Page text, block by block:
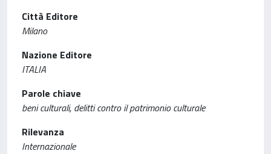
Città Editore
Milano
Nazione Editore
ITALIA
Parole chiave
beni culturali, delitti contro il patrimonio culturale
Rilevanza
Internazionale